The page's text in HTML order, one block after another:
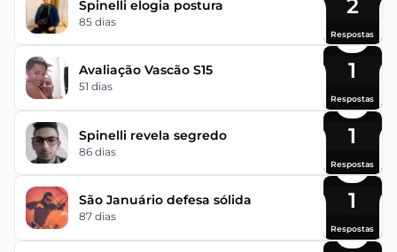
Spinelli elogia postura
85 dias
2
Respostas
Avaliação Vascão S15
51 dias
1
Respostas
Spinelli revela segredo
86 dias
1
Respostas
São Januário defesa sólida
87 dias
1
Respostas